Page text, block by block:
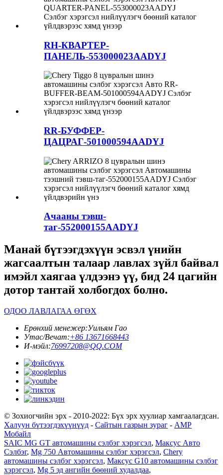
RH-КВАРТЕР-
ПАНЕЛЬ-553000023AADYJ
RR-БУФФЕР-
ЦАЦРАГ-501000594AADYJ
Ачааны тэвш-
таг-552000155AADYJ
Манай бүтээгдэхүүн эсвэл үнийн
жагсаалтын талаар лавлах зүйл байвал
имэйл хаягаа үлдээнэ үү, бид 24 цагийн
дотор тантай холбогдох болно.
ОДОО ЛАВЛАГАА ӨГӨХ
Ерөнхий менежер:Уильям Гао
Утас/Вечат:+86 13671668443
И-мэйл:76997208@QQ.COM
© Зохиогчийн эрх - 2010-2022: Бүх эрх хуулиар хамгаалагдсан.
Халуун бүтээгдэхүүнүүд - Сайтын газрын зураг - AMP
Мобайл
SAIC MG GT автомашины сэлбэг хэрэгсэл, Максус Авто
Сэлбэг, Mg 750 Автомашины сэлбэг хэрэгсэл, Chery
автомашины сэлбэг хэрэгсэл, Максус G10 автомашины сэлбэг
хэрэгсэл, Mg 5 эд ангийн бөөний худалдаа,